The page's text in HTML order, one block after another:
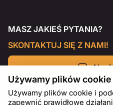
MASZ JAKIEŚ PYTANIA?
SKONTAKTUJ SIĘ Z NAMI!
Używamy plików cookie
Używamy plików cookie i
zapewnić prawidłowe